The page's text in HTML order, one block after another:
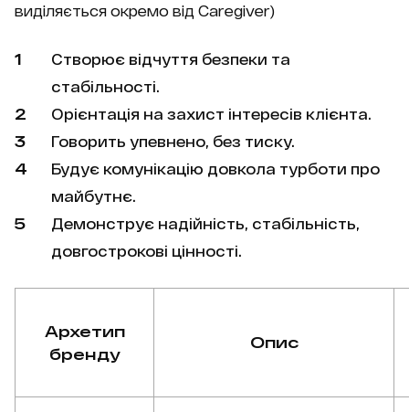
виділяється окремо від Caregiver)
Створює відчуття безпеки та
стабільності.
Орієнтація на захист інтересів клієнта.
Говорить упевнено, без тиску.
Будує комунікацію довкола турботи про
майбутнє.
Демонструє надійність, стабільність,
довгострокові цінності.
Архетип
бренду
Опис